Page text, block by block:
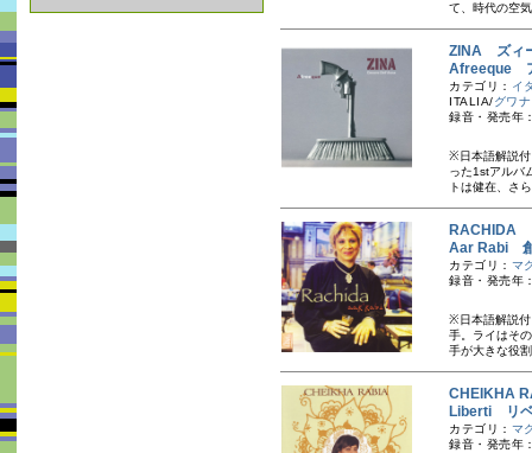
て、時代の空
ZINA ズィ
Afreeque
カテゴリ： イ
ITALIA/グワナ
録音・発売年
※日本語解説付
った1stアルバ
トは健在、さ
RACHIDA
Aar Rabi 創
カテゴリ： マ
録音・発売年
※日本語解説付
手。ライはそ
手が大きな役
CHEIKHA
Liberti リ
カテゴリ： マ
録音・発売年